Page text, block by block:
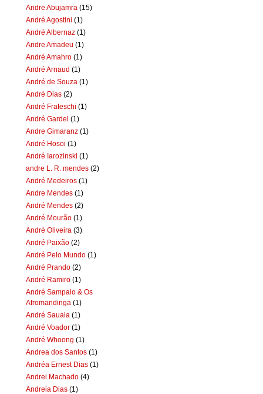
Andre Abujamra (15)
André Agostini (1)
André Albernaz (1)
Andre Amadeu (1)
André Amahro (1)
André Arnaud (1)
André de Souza (1)
André Dias (2)
André Frateschi (1)
André Gardel (1)
Andre Gimaranz (1)
André Hosoi (1)
André Iarozinski (1)
andre L. R. mendes (2)
André Medeiros (1)
Andre Mendes (1)
André Mendes (2)
André Mourão (1)
André Oliveira (3)
André Paixão (2)
André Pelo Mundo (1)
André Prando (2)
André Ramiro (1)
André Sampaio & Os
Afromandinga (1)
André Sauaia (1)
André Voador (1)
André Whoong (1)
Andrea dos Santos (1)
Andréa Ernest Dias (1)
Andrei Machado (4)
Andreia Dias (1)